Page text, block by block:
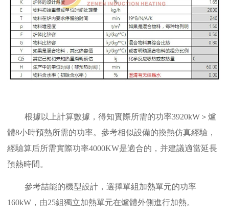
根據以上計算數據，得知實際所需的功率3920kW＞爐
體8小時預熱所需的功率。參考相似設備的換熱仿真經驗，
經驗算后所需實際功率4000KW是適合的，并建議適當延長
預熱時間。
參考喆能的機型設計，選擇單組加熱單元的功率
160kW，由25組獨立加熱單元在爐體外側進行加熱。